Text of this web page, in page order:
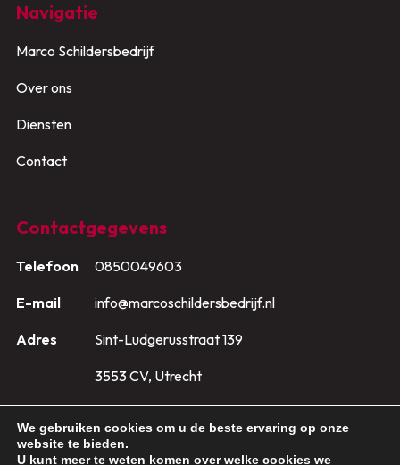
Navigatie
Marco Schildersbedrijf
Over ons
Diensten
Contact
Contactgegevens
Telefoon 0850049603
E-mail info@marcoschildersbedrijf.nl
Adres Sint-Ludgerusstraat 139
3553 CV, Utrecht
We gebruiken cookies om u de beste ervaring op onze
website te bieden.
U kunt meer te weten komen over welke cookies we